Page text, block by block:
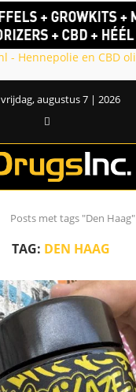
vrijdag, augustus 7 | 2026
Posts met tags "Den Haag"
TAG: DEN HAAG